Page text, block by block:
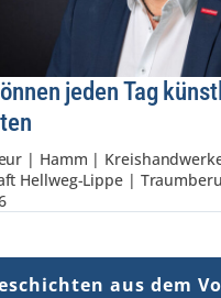
jeden Tag
| Hamm |
Hellweg-Lippe |
aus dem